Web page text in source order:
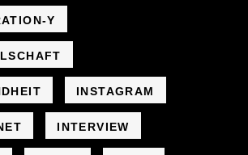
Y
INSTAGRAM
INTERVIEW